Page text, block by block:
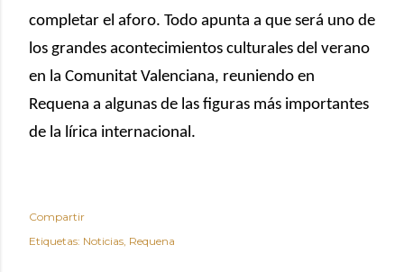
completar el aforo. Todo apunta a que será uno de
los grandes acontecimientos culturales del verano
en la Comunitat Valenciana, reuniendo en
Requena a algunas de las figuras más importantes
de la lírica internacional.
Compartir
Etiquetas: Noticias Requena